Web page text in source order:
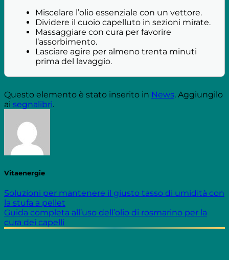
Miscelare l’olio essenziale con un vettore.
Dividere il cuoio capelluto in sezioni mirate.
Massaggiare con cura per favorire
l’assorbimento.
Lasciare agire per almeno trenta minuti
prima del lavaggio.
Questo elemento è stato inserito in News. Aggiungilo
ai segnalibri.
Vitaenergie
Soluzioni per mantenere il giusto tasso di umidità con
la stufa a pellet
Guida completa all’uso dell’olio di rosmarino per la
cura dei capelli